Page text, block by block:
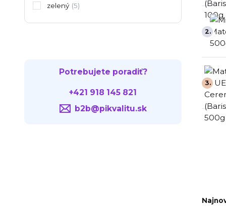
2.
3.
zelený (5)
Potrebujete poradiť?
+421 918 145 821
b2b@pikvalitu.sk